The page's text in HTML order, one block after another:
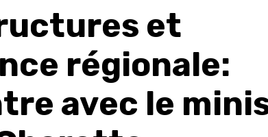
et
régionale:
avec le